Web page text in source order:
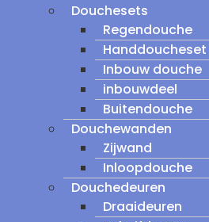
Douchesets
Regendouche
Handdoucheset
Inbouw douche
inbouwdeel
Buitendouche
Douchewanden
Zijwand
Inloopdouche
Douchedeuren
Draaideuren